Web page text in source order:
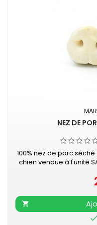
NEZ DE
100% nez de porc
chien vendue à l'unité
